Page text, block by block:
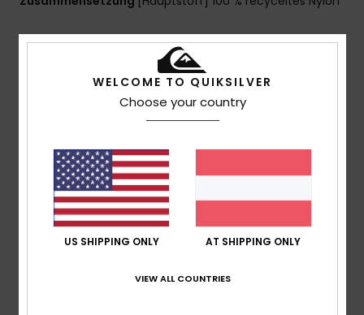
Versand & Rückversand
Durchschnittliche Bewertung
5.0/5
2 verifizierten Bewertungen
WELCOME TO QUIKSILVER
Choose your country
US SHIPPING ONLY AT SHIPPING ONLY
VIEW ALL COUNTRIES